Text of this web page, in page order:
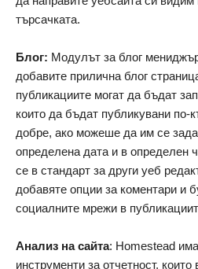
търсачката.
Блог: Модулът за блог
добавите прилична блог
публикациите могат да бъдат
които да бъдат публикувани
добре, ако можеше да им се
определена дата и в определен
се в стандарт за други уеб
добавяте опции за коментари и
социалните мрежи в
Анализ на сайта: Homestead
инструменти за отчетност,